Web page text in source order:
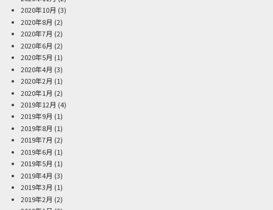
2020年10月 (3)
2020年8月 (2)
2020年7月 (2)
2020年6月 (2)
2020年5月 (1)
2020年4月 (3)
2020年2月 (1)
2020年1月 (2)
2019年12月 (4)
2019年9月 (1)
2019年8月 (1)
2019年7月 (2)
2019年6月 (1)
2019年5月 (1)
2019年4月 (3)
2019年3月 (1)
2019年2月 (2)